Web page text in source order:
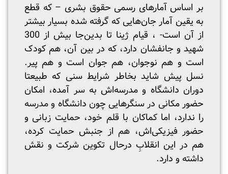
بر اساس آمارهای رسمی حقوق بشری – که قطع
به یقین آمار جان‌هایی که گرفته شده بسیار بیشتر
از آن است- ، قیام ژینا تا بدین‌جا بیش از 300
شهید و جانفشان دارد، که در بین آن، هم کودک
است و هم نوجوان، هم جوان است و هم پیر.
نسل پیش شاید بخاطر شرایط سنی که طبیعتا
دوران دانشگاه و مدرسه‌اش به سر آمده، امکان
حضور مکانی در سنگرهایی چون دانشگاه و مدرسه
را ندارد، اما کماکان با قلم خود، حمایت زبانی و
حضور فیزیکی‌اش، هم از جنبش حمایت کرده،
هم در این انقلابِ درحال تکوین شرکت و نقش
داشته و دارد.